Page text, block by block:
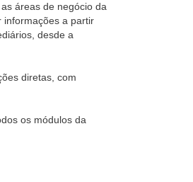
áreas de negócio da
informações a partir
desde a
diretas, com
os módulos da